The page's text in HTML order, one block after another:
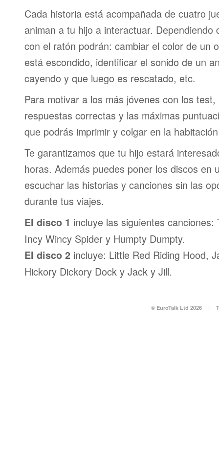
Cada historia está acompañada de cuatro
animan a tu hijo a interactuar. Dependiendo
con el ratón podrán: cambiar el color de un
está escondido, identificar el sonido de un
cayendo y que luego es rescatado, etc.
Para motivar a los más jóvenes con los
respuestas correctas y las máximas
que podrás imprimir y colgar en la
Te garantizamos que tu hijo estará
horas. Además puedes poner los discos en
escuchar las historias y canciones sin las
durante tus viajes.
El disco 1 incluye las siguientes
Incy Wincy Spider y Humpty Dumpty.
El disco 2 incluye: Little Red Riding Hood,
Hickory Dickory Dock y Jack y Jill.
© EuroTalk Ltd 2026 |